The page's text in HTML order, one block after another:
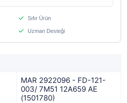
Sıfır Ürün
Uzman Desteği
MAR 2922096 - FD-121-
003/ 7M51 12A659 AE
(1501780)